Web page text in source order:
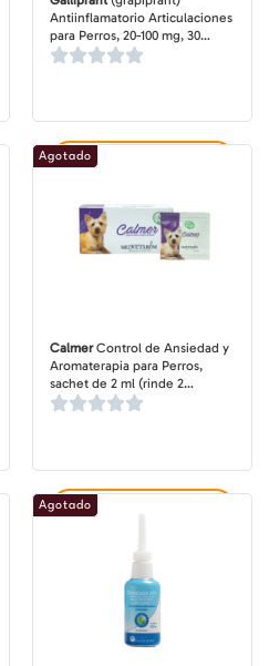
Antiinflamatorio Articulaciones
para Perros, 20-100 mg, 30
comprimidos
Agregar al carrito
CalmerControl de Ansiedad y
Aromaterapia para Perros,
sachet de 2 ml (rinde 2
aplicaciones)
Agotado
Agregar al carrito
Agotado